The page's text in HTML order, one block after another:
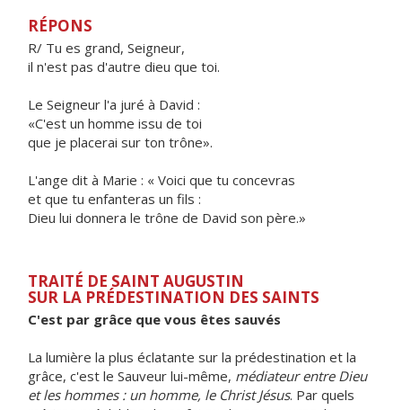
RÉPONS
R/ Tu es grand, Seigneur,
il n'est pas d'autre dieu que toi.
Le Seigneur l'a juré à David :
«C'est un homme issu de toi
que je placerai sur ton trône».
L'ange dit à Marie : « Voici que tu concevras
et que tu enfanteras un fils :
Dieu lui donnera le trône de David son père.»
TRAITÉ DE SAINT AUGUSTIN
SUR LA PRÉDESTINATION DES SAINTS
C'est par grâce que vous êtes sauvés
La lumière la plus éclatante sur la prédestination et la
grâce, c'est le Sauveur lui-même, médiateur entre Dieu
et les hommes : un homme, le Christ Jésus. Par quels